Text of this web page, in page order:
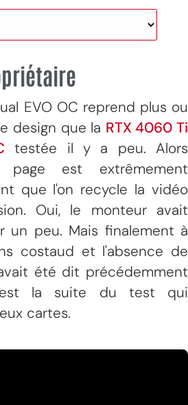
EVO OC reprend plus ou
design que la RTX 4060 Ti
testée il y a peu. Alors
est extrêmement
que l'on recycle la vidéo
Oui, le monteur avait
un peu. Mais finalement à
costaud et l'absence de
été dit précédemment
la suite du test qui
cartes.